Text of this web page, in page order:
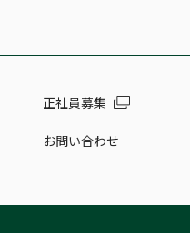
正社員募集
お問い合わせ